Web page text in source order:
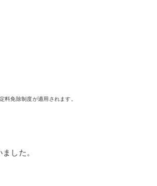
免除制度が適用されます。
した。